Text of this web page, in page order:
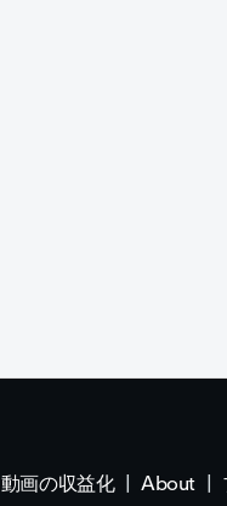
動画の収益化 About